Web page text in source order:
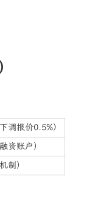
调报价0.5%）
资账户）
制）